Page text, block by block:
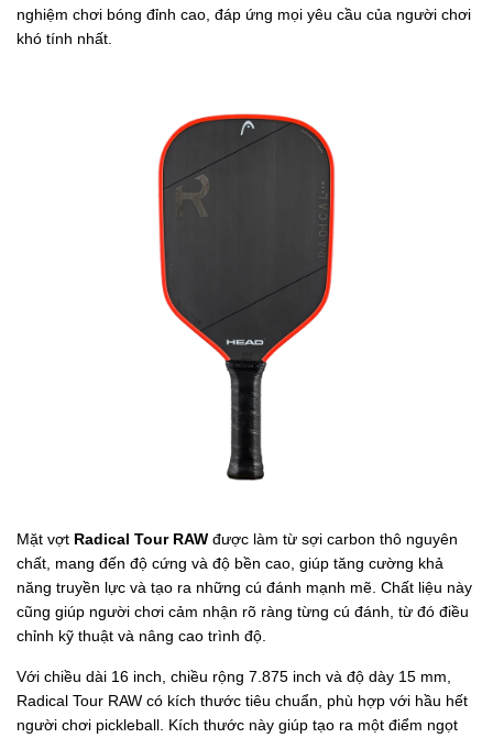
nghiệm chơi bóng đỉnh cao, đáp ứng mọi yêu cầu của người chơi
khó tính nhất.
Mặt vợt Radical Tour RAW được làm từ sợi carbon thô nguyên
chất, mang đến độ cứng và độ bền cao, giúp tăng cường khả
năng truyền lực và tạo ra những cú đánh mạnh mẽ. Chất liệu này
cũng giúp người chơi cảm nhận rõ ràng từng cú đánh, từ đó điều
chỉnh kỹ thuật và nâng cao trình độ.
Với chiều dài 16 inch, chiều rộng 7.875 inch và độ dày 15 mm,
Radical Tour RAW có kích thước tiêu chuẩn, phù hợp với hầu hết
người chơi pickleball. Kích thước này giúp tạo ra một điểm ngọt